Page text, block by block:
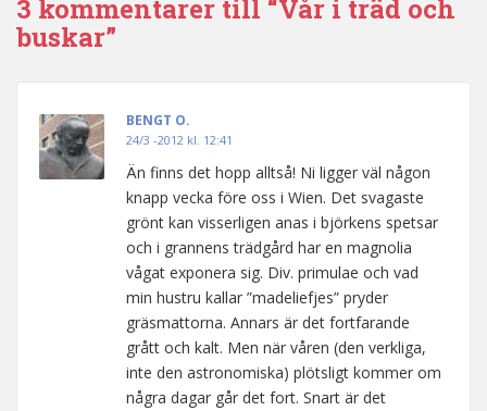
3 kommentarer till “Vår i träd och
buskar”
BENGT O.
24/3 -2012 kl. 12:41
Än finns det hopp alltså! Ni ligger väl någon
knapp vecka före oss i Wien. Det svagaste
grönt kan visserligen anas i björkens spetsar
och i grannens trädgård har en magnolia
vågat exponera sig. Div. primulae och vad
min hustru kallar ”madeliefjes” pryder
gräsmattorna. Annars är det fortfarande
grått och kalt. Men när våren (den verkliga,
inte den astronomiska) plötsligt kommer om
några dagar går det fort. Snart är det